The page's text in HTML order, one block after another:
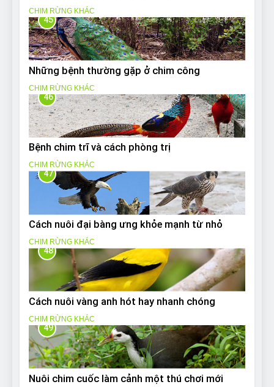
CHIM RỪNG KHÁC
45
Những bệnh thường gặp ở chim công
CHIM RỪNG KHÁC
46
Bệnh chim trĩ và cách phòng trị
CHIM RỪNG KHÁC
47
Cách nuôi đại bàng ưng khỏe mạnh từ nhỏ
CHIM RỪNG KHÁC
48
Cách nuôi vàng anh hót hay nhanh chóng
CHIM RỪNG KHÁC
49
Nuôi chim cuốc làm cảnh một thú chơi mới